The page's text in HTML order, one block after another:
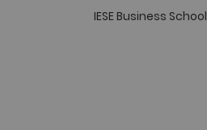
IESE Business School